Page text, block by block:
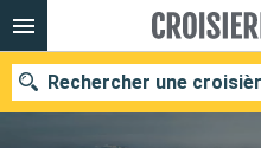
Rechercher une